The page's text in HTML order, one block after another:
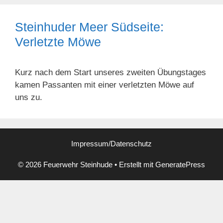
Steinhuder Meer Südseite:
Verletzte Möwe
Kurz nach dem Start unseres zweiten Übungstages
kamen Passanten mit einer verletzten Möwe auf
uns zu.
Impressum/Datenschutz
© 2026 Feuerwehr Steinhude • Erstellt mit GeneratePress